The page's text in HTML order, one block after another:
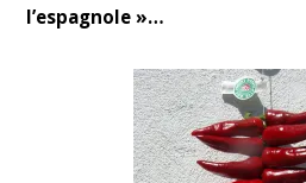
l’espagnole »…